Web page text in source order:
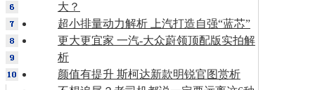
大？
超小排量动力解析 上汽打造自强“蓝芯”
更大更宜家 一汽-大众蔚领顶配版实拍解
析
颜值有提升 斯柯达新款明锐官图赏析